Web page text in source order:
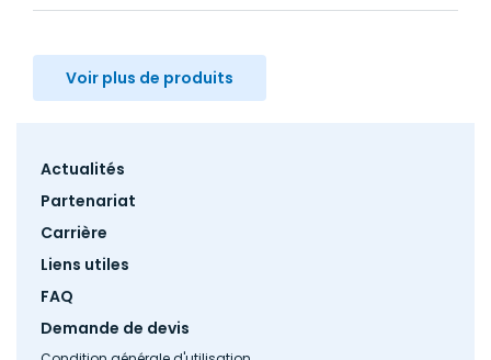
Voir plus de produits
Footer
Actualités
Partenariat
Carrière
Liens utiles
FAQ
Demande de devis